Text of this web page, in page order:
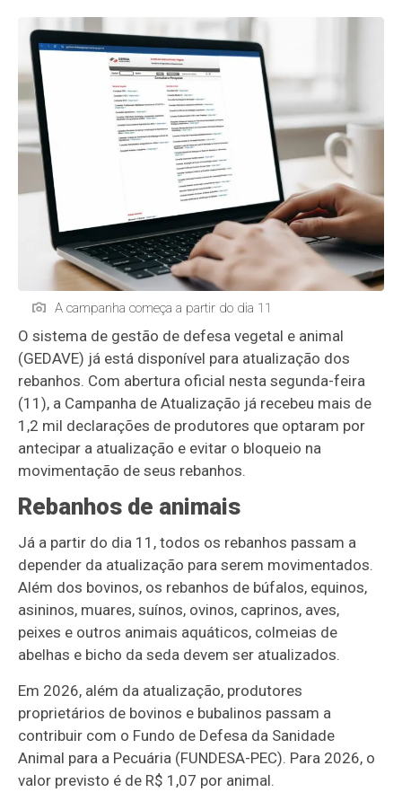
A campanha começa a partir do dia 11
O sistema de gestão de defesa vegetal e animal
(GEDAVE) já está disponível para atualização dos
rebanhos. Com abertura oficial nesta segunda-feira
(11), a Campanha de Atualização já recebeu mais de
1,2 mil declarações de produtores que optaram por
antecipar a atualização e evitar o bloqueio na
movimentação de seus rebanhos.
Rebanhos de animais
Já a partir do dia 11, todos os rebanhos passam a
depender da atualização para serem movimentados.
Além dos bovinos, os rebanhos de búfalos, equinos,
asininos, muares, suínos, ovinos, caprinos, aves,
peixes e outros animais aquáticos, colmeias de
abelhas e bicho da seda devem ser atualizados.
Em 2026, além da atualização, produtores
proprietários de bovinos e bubalinos passam a
contribuir com o Fundo de Defesa da Sanidade
Animal para a Pecuária (FUNDESA-PEC). Para 2026, o
valor previsto é de R$ 1,07 por animal.